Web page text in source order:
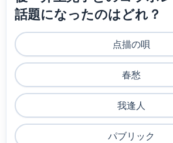
話題になったのはどれ？
点描の唄
春愁
我逢人
パブリック